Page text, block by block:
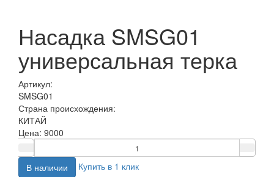
Насадка SMSG01
универсальная терка
Артикул:
SMSG01
Страна происхождения:
КИТАЙ
Цена: 9000
В наличии
Купить в 1 клик